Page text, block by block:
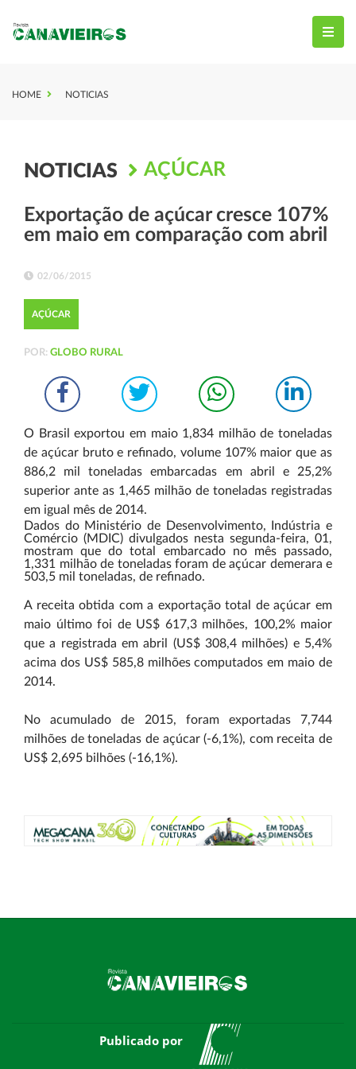
HOME NOTICIAS
NOTICIAS AÇÚCAR
Exportação de açúcar cresce 107%
em maio em comparação com abril
02/06/2015
AÇÚCAR
POR: GLOBO RURAL
O Brasil exportou em maio 1,834 milhão de toneladas
de açúcar bruto e refinado, volume 107% maior que as
886,2 mil toneladas embarcadas em abril e 25,2%
superior ante as 1,465 milhão de toneladas registradas
em igual mês de 2014.
Dados do Ministério de Desenvolvimento, Indústria e
Comércio (MDIC) divulgados nesta segunda-feira, 01,
mostram que do total embarcado no mês passado,
1,331 milhão de toneladas foram de açúcar demerara e
503,5 mil toneladas, de refinado.
A receita obtida com a exportação total de açúcar em
maio último foi de US$ 617,3 milhões, 100,2% maior
que a registrada em abril (US$ 308,4 milhões) e 5,4%
acima dos US$ 585,8 milhões computados em maio de
2014.
No acumulado de 2015, foram exportadas 7,744
milhões de toneladas de açúcar (-6,1%), com receita de
US$ 2,695 bilhões (-16,1%).
Publicado por